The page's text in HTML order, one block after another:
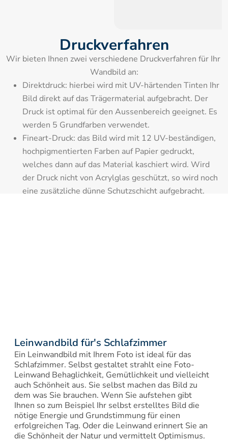
Druckverfahren
Wir bieten Ihnen zwei verschiedene Druckverfahren für Ihr
Wandbild an:
Direktdruck: hierbei wird mit UV-härtenden Tinten Ihr
Bild direkt auf das Trägermaterial aufgebracht. Der
Druck ist optimal für den Aussenbereich geeignet. Es
werden 5 Grundfarben verwendet.
Fineart-Druck: das Bild wird mit 12 UV-beständigen,
hochpigmentierten Farben auf Papier gedruckt,
welches dann auf das Material kaschiert wird. Wird
der Druck nicht von Acrylglas geschützt, so wird noch
eine zusätzliche dünne Schutzschicht aufgebracht.
Leinwandbild für's Schlafzimmer
Ein Leinwandbild mit Ihrem Foto ist ideal für das
Schlafzimmer. Selbst gestaltet strahlt eine Foto-
Leinwand Behaglichkeit, Gemütlichkeit und vielleicht
auch Schönheit aus. Sie selbst machen das Bild zu
dem was Sie brauchen. Wenn Sie aufstehen gibt
Ihnen so zum Beispiel Ihr selbst erstelltes Bild die
nötige Energie und Grundstimmung für einen
erfolgreichen Tag. Oder die Leinwand erinnert Sie an
die Schönheit der Natur und vermittelt Optimismus.